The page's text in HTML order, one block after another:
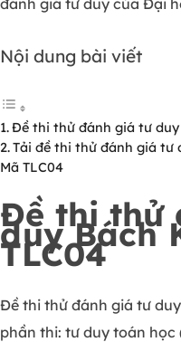
Nội dung bài viết
Đề thi thử đánh giá tư duy
Tải đề thi thử đánh giá tư
Mã TLC04
Đề thi thử
duy Bách
TLC04
Đề thi thử đánh giá tư
phần thi: tư duy toán học